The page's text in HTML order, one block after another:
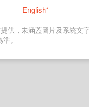
English*
供，未涵蓋圖片及系統文
。